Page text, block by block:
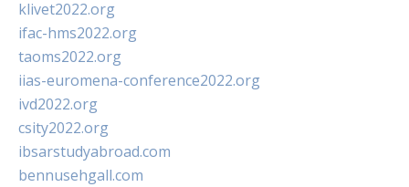
klivet2022.org
ifac-hms2022.org
taoms2022.org
iias-euromena-conference2022.org
ivd2022.org
csity2022.org
ibsarstudyabroad.com
bennusehgall.com